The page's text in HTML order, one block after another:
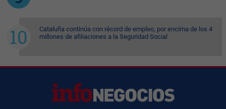
Cataluña continúa con récord de empleo, por encima de los 4
millones de afiliaciones a la Seguridad Social